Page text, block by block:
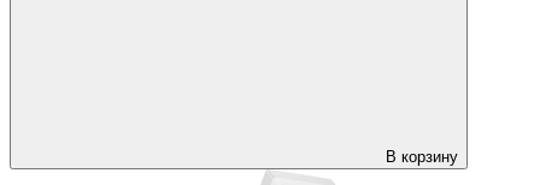
В корзину